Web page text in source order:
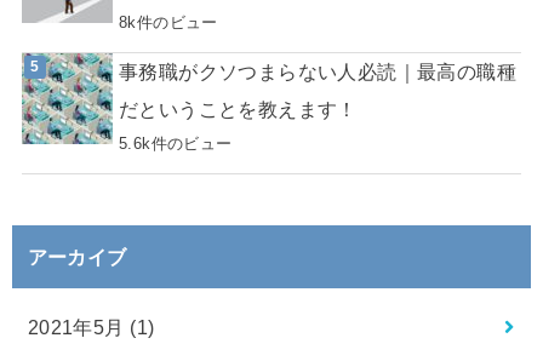
8k件のビュー
事務職がクソつまらない人必読｜最高の職種
だということを教えます！
5.6k件のビュー
アーカイブ
2021年5月 (1)